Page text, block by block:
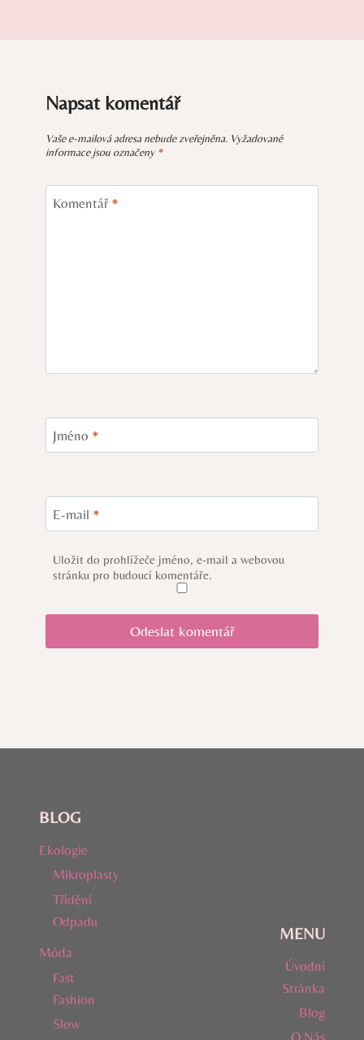
Napsat komentář
Vaše e-mailová adresa nebude zveřejněna. Vyžadované
informace jsou označeny *
Komentář *
Jméno *
E-mail *
Uložit do prohlížeče jméno, e-mail a webovou
stránku pro budoucí komentáře.
BLOG
Ekologie
Mikroplasty
Třídění
Odpadu
Móda
Fast
Fashion
Slow
MENU
Úvodní
Stránka
Blog